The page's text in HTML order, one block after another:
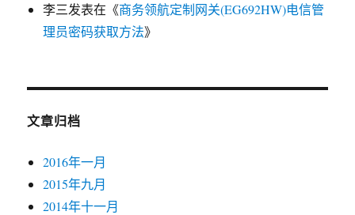
李三发表在《商务领航定制网关(EG692HW)电信管
理员密码获取方法》
文章归档
2016年一月
2015年九月
2014年十一月